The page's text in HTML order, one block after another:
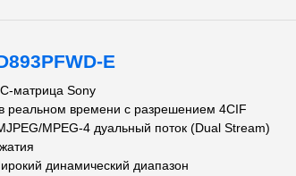
E
матрица Sony
реальном времени с разрешением 4CIF
MPEG-4 дуальный поток (Dual Stream)
динамический диапазон